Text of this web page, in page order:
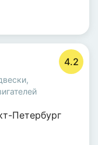
4.2
Петербург